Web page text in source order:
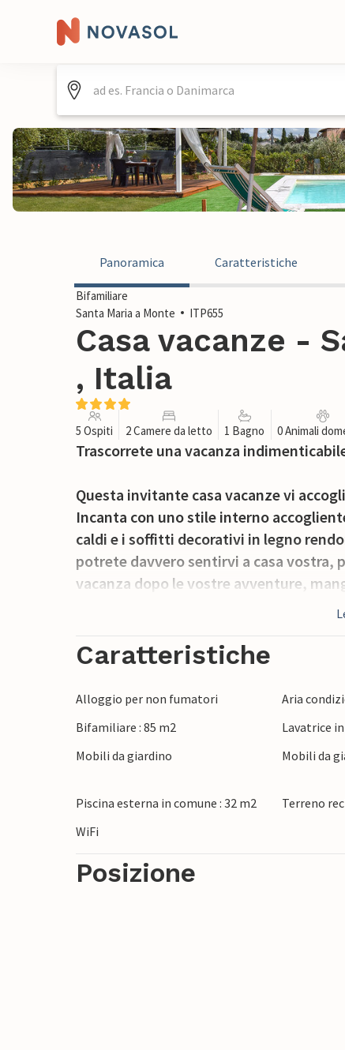
Panoramica Caratteristiche
Bifamiliare
Santa Maria a Monte
ITP655
Casa vacanze -
, Italia
5 Ospiti 2 Camere da letto 1 Bagno 0 Animali
Trascorrete una vacanza
Questa invitante casa vacanze vi
Incanta con uno stile interno
caldi e i soffitti decorativi in legno
potrete davvero sentirvi a casa vostra,
vacanza dopo le vostre avventure,
L'ampia proprietà è il luogo ideale per
vaghino sul verde lussureggiante.
Esplorate gli splendidi paesaggi della
tempo nel centro storico di Santa
Ricorderete a lungo la vostra vacanza
Caratteristiche
Alloggio per non fumatori Aria
Bifamiliare : 85 m2
Lavatrice
Mobili da giardino
Mobili da
Piscina esterna in comune : 32 m2
Terreno
WiFi
Posizione